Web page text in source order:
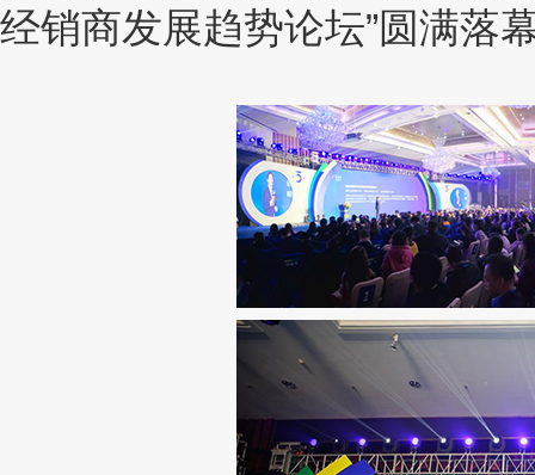
经销商发展趋势论坛”圆满落